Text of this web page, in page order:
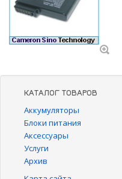
КАТАЛОГ ТОВАРОВ
Аккумуляторы
Блоки питания
Аксессуары
Услуги
Архив